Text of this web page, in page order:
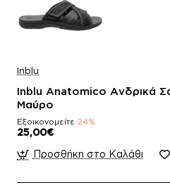
Inblu
Inblu Anatomico Ανδρικά
Μαύρο
Εξοικονομείτε-24%
25,00€
Προσθήκη στο Καλάθι